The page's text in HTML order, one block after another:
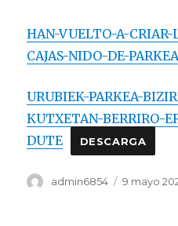
HAN-VUELTO-A-CRIAR-
CAJAS-NIDO-DE-
URUBIEK-PARKEA-
KUTXETAN-BERRIRO-
DUTE
DESCARGA
Autor
admin6854
Publicado
9 mayo